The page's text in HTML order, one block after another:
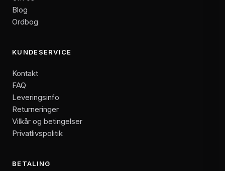
Blog
Ordbog
KUNDESERVICE
Kontakt
FAQ
Leveringsinfo
Returneringer
Vilkår og betingelser
Privatlivspolitik
BETALING